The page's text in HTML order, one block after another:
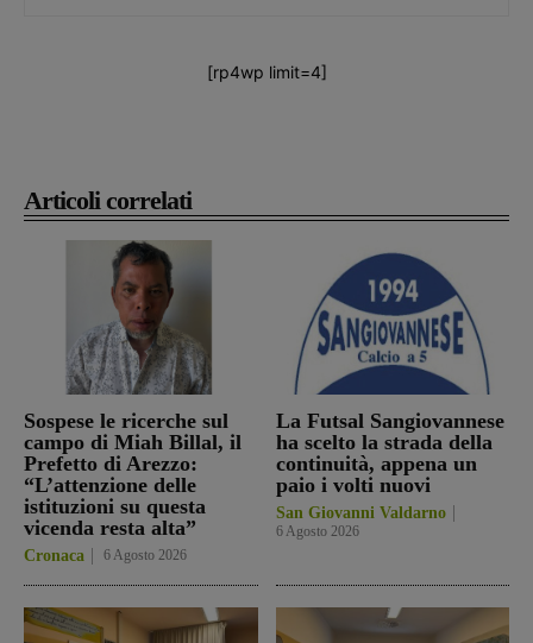
Articoli correlati
Sospese le ricerche sul
campo di Miah Billal, il
Prefetto di Arezzo:
“L’attenzione delle
istituzioni su questa
vicenda resta alta”
Cronaca 6 Agosto 2026
La Futsal Sangiovannese
ha scelto la strada della
continuità, appena un
paio i volti nuovi
San Giovanni Valdarno
6 Agosto 2026
[rp4wp limit=4]